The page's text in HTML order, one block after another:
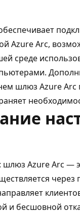
Azure Arc,
среде
шлюз Azure Arc
: шлюз Azure Arc —
через
и бесшовной